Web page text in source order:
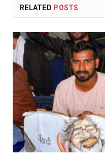
RELATED POSTS